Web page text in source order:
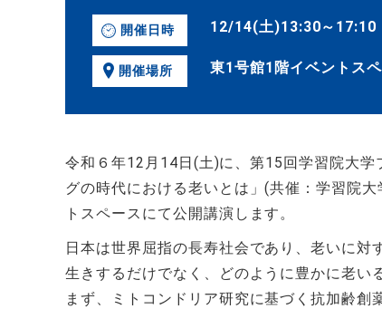
開催日時 12/14(土)13:30～17:10
開催場所 東1号館1階イベントス
令和６年12月14日(土)に、第15回学習院大
グの時代における老いとは」(共催：学習院
トスペースにて公開講演します。
日本は世界屈指の長寿社会であり、老いに
生きするだけでなく、どのように豊かに老い
まず、ミトコンドリア研究に基づく抗加齢創